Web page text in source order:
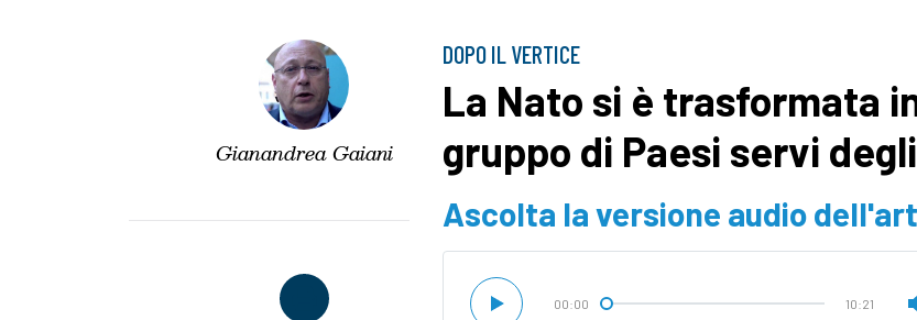
Gianandrea Gaiani
DOPO IL VERTICE
La Nato si è trasformata
gruppo di Paesi servi
Ascolta la versione audio
00:00 10:21